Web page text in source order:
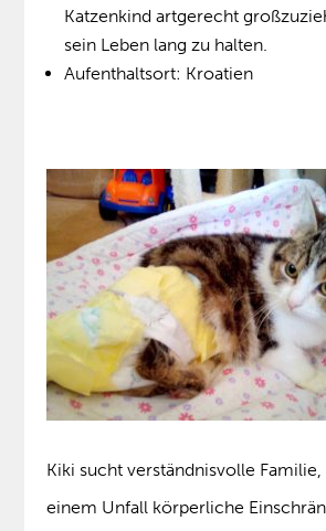
Katzenkind artgerecht
sein Leben lang zu halten.
Aufenthaltsort: Kroatien
Kiki sucht verständnisvolle
einem Unfall körperliche